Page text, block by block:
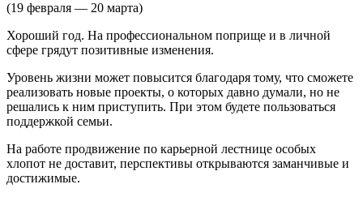
(19 февраля — 20 марта)
Хороший год. На профессиональном поприще и в личной
сфере грядут позитивные изменения.
Уровень жизни может повысится благодаря тому, что сможете
реализовать новые проекты, о которых давно думали, но не
решались к ним приступить. При этом будете пользоваться
поддержкой семьи.
На работе продвижение по карьерной лестнице особых
хлопот не доставит, перспективы открываются заманчивые и
достижимые.